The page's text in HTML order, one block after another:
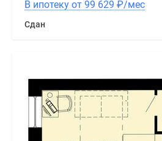
В ипотеку от 99 629 ₽/мес
Сдан